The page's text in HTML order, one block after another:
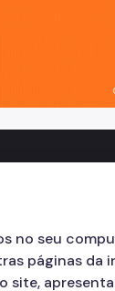
no seu
páginas da
site,